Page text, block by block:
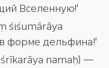
Вселенную!'
śiśumārāya
форме дельфина!'
namaḥ) —